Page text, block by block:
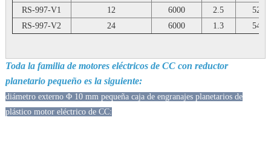
RS-997-V1
12 6000 2.5
5200
RS-997-V2
24 6000 1.3 5400
Toda la familia de motores eléctricos de CC con reductor
planetario pequeño es la siguiente:
diámetro externo Φ 10 mm pequeña caja de engranajes planetarios de
plástico motor eléctrico de CC: